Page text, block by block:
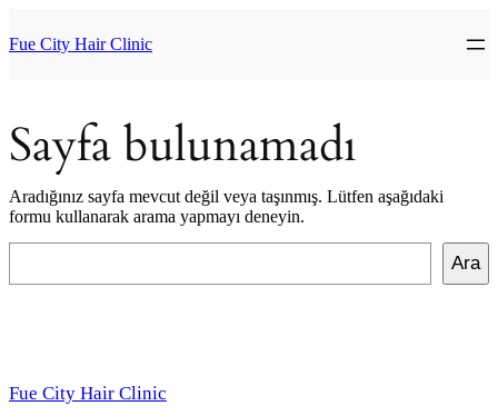
geç
Fue City Hair Clinic
Sayfa bulunamadı
Aradığınız sayfa mevcut değil veya taşınmış. Lütfen aşağıdaki
formu kullanarak arama yapmayı deneyin.
Ara
Fue City Hair Clinic